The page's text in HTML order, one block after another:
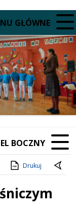
GŁÓWNE
BOCZNY
Drukuj